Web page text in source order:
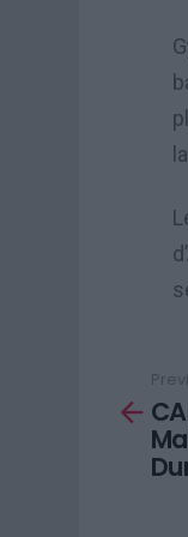
more